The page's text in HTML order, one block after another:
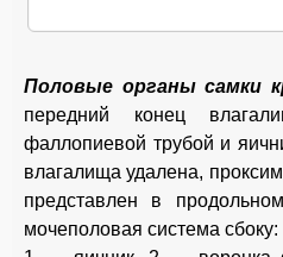
Половые органы самки
передний конец
фаллопиевой трубой и
влагалища удалена,
представлен в
мочеполовая система сбоку: